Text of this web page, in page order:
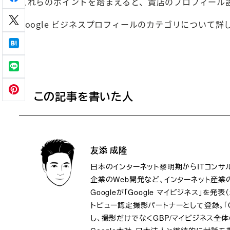
Google ビジネスプロフィールのカテゴリについて
この記事を書いた人
友添 成隆
日本のインターネット黎明期からITコンサ
企業のWeb開発など、インターネット産
Googleが「Google マイビジネス」を発表
トビュー認定撮影パートナーとして登録
し、撮影だけでなくGBP/マイビジネス全